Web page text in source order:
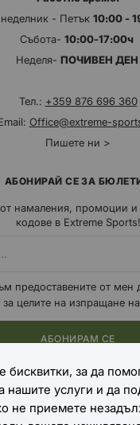
- Петък 10:00 -
Събота- 10:00-17:00ч
Неделя- ПОЧИВЕН ДЕН
Тел.: +359 876 696 360
Office@extreme-
Пишете ни >
АБОНИРАЙ СЕ ЗА
от намаления, промоции
кодове в Extreme Sports!
предоставените от мен
за целите на изпращане
АБОНИРАМ СЕ
НАЧИНИ НА ПЛАЩАНЕ
бисквитки, за да
нашите услуги и да
не приемете